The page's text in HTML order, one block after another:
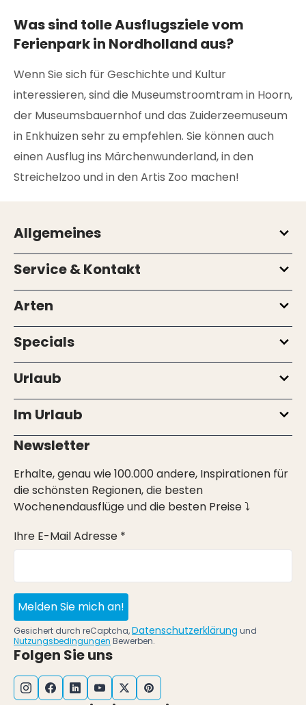
Was sind tolle Ausflugsziele vom
Ferienpark in Nordholland aus?
Wenn Sie sich für Geschichte und Kultur
interessieren, sind die Museumstroomtram in Hoorn,
der Museumsbauernhof und das Zuiderzeemuseum
in Enkhuizen sehr zu empfehlen. Sie können auch
einen Ausflug ins Märchenwunderland, in den
Streichelzoo und in den Artis Zoo machen!
Allgemeines
Service & Kontakt
Arten
Specials
Urlaub
Im Urlaub
Newsletter
Erhalte, genau wie 100.000 andere, Inspirationen für
die schönsten Regionen, die besten
Wochenendausflüge und die besten Preise ⤵
Ihre E-Mail Adresse *
Melden Sie mich an!
Gesichert durch reCaptcha,Datenschutzerklärung und
Nutzungsbedingungen Bewerben.
Folgen Sie uns